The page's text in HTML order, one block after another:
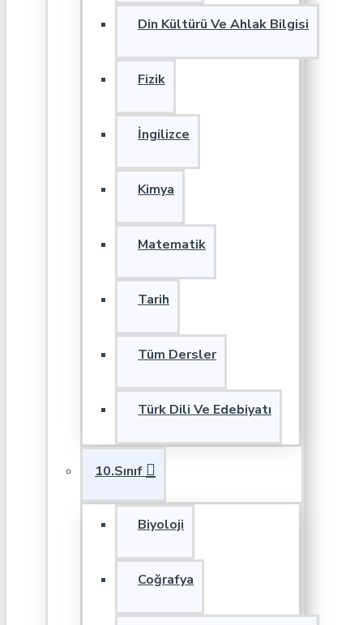
Din Kültürü Ve Ahlak Bilgisi
Fizik
İngilizce
Kimya
Matematik
Tarih
Tüm Dersler
Türk Dili Ve Edebiyatı
10.Sınıf
Biyoloji
Coğrafya